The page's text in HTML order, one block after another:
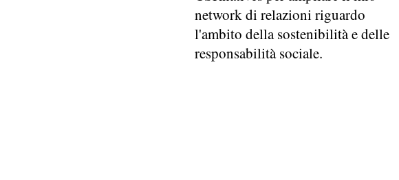
network di relazioni riguardo
l'ambito della sostenibilità e delle
responsabilità sociale.